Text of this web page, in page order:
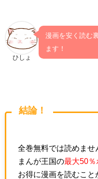
ひしょ
漫画を安く読む
ます！
結論！
全巻無料では読めませ
まんが王国の最大50％
お得に漫画を読むこと